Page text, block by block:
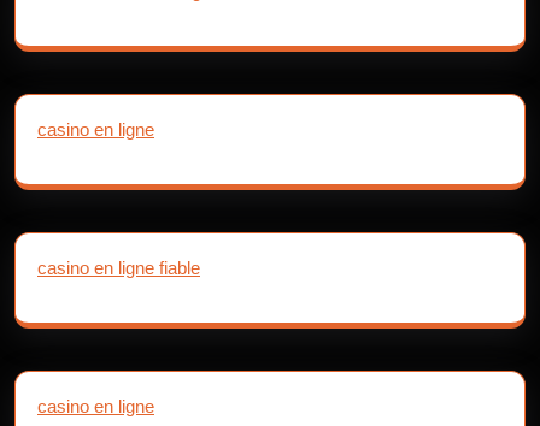
casino en ligne
casino en ligne fiable
casino en ligne